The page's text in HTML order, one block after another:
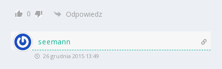
0 Odpowiedz
seemann
26 grudnia 2015 13:49